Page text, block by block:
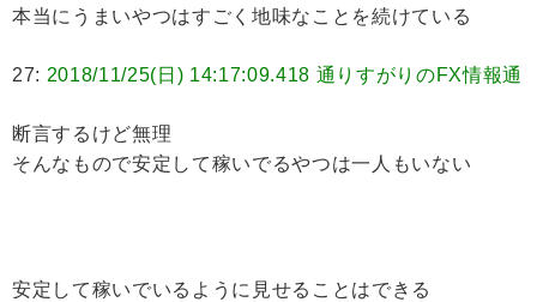
本当にうまいやつはすごく地味なことを続けている
27: 2018/11/25(日) 14:17:09.418 通りすがりのFX情報通
断言するけど無理
そんなもので安定して稼いでるやつは一人もいない
安定して稼いでいるように見せることはできる